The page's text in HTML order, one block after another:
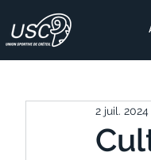
2 juil. 2024